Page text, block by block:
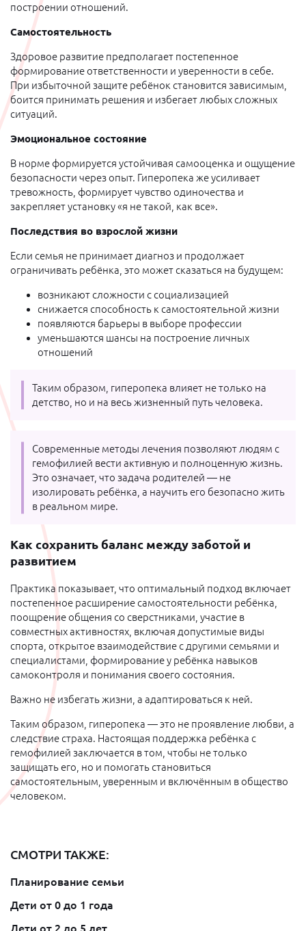
построении отношений.
Самостоятельность
Здоровое развитие предполагает постепенное
формирование ответственности и уверенности в себе.
При избыточной защите ребёнок становится зависимым,
боится принимать решения и избегает любых сложных
ситуаций.
Эмоциональное состояние
В норме формируется устойчивая самооценка и ощущение
безопасности через опыт. Гиперопека же усиливает
тревожность, формирует чувство одиночества и
закрепляет установку «я не такой, как все».
Последствия во взрослой жизни
Если семья не принимает диагноз и продолжает
ограничивать ребёнка, это может сказаться на будущем:
возникают сложности с социализацией
снижается способность к самостоятельной жизни
появляются барьеры в выборе профессии
уменьшаются шансы на построение личных
отношений
Таким образом, гиперопека влияет не только на
детство, но и на весь жизненный путь человека.
Современные методы лечения позволяют людям с
гемофилией вести активную и полноценную жизнь.
Это означает, что задача родителей — не
изолировать ребёнка, а научить его безопасно жить
в реальном мире.
Как сохранить баланс между заботой и
развитием
Практика показывает, что оптимальный подход включает
постепенное расширение самостоятельности ребёнка,
поощрение общения со сверстниками, участие в
совместных активностях, включая допустимые виды
спорта, открытое взаимодействие с другими семьями и
специалистами, формирование у ребёнка навыков
самоконтроля и понимания своего состояния.
Важно не избегать жизни, а адаптироваться к ней.
Таким образом, гиперопека — это не проявление любви, а
следствие страха. Настоящая поддержка ребёнка с
гемофилией заключается в том, чтобы не только
защищать его, но и помогать становиться
самостоятельным, уверенным и включённым в общество
человеком.
СМОТРИ ТАКЖЕ:
Планирование семьи
Дети от 0 до 1 года